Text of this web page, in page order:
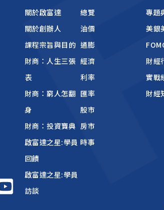
關於啟富達
關於創辦人
課程宗旨與目的
財商：人生三張
表
財商：窮人怎翻
身
財商：投資寶典
啟富達之星:學員
回饋
啟富達之星:學員
訪談
總覽
油價
通膨
經濟
利率
匯率
股市
房市
時事
專題
美銀
財經
實戰
財經